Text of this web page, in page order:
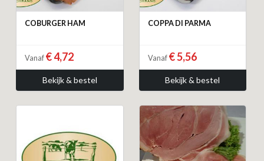
COBURGER HAM
Vanaf € 4,72
Bekijk & bestel
COPPA DI PARMA
Vanaf € 5,56
Bekijk & bestel